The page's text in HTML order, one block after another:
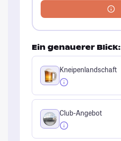
Ein genauerer Blick:
Kneipenlandschaft
Club-Angebot